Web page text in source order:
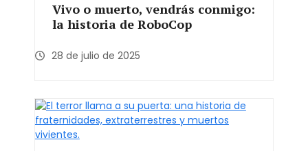
Vivo o muerto, vendrás conmigo:
la historia de RoboCop
28 de julio de 2025